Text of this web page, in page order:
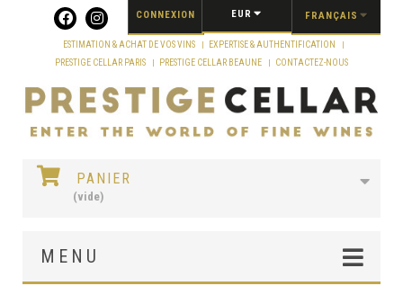
FRANÇAIS
EUR
CONNEXION
ESTIMATION & ACHAT DE VOS VINS
EXPERTISE & AUTHENTIFICATION
PRESTIGE CELLAR PARIS
PRESTIGE CELLAR BEAUNE CONTACTEZ-NOUS
PANIER
(vide)
MENU
Panneau de gestion des cookies